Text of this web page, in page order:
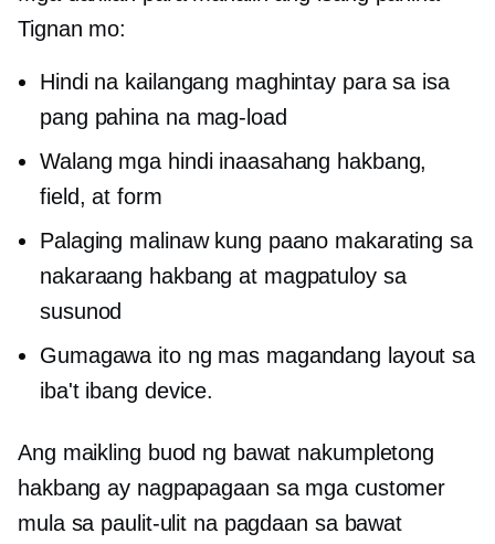
Tignan mo:
Hindi na kailangang maghintay para sa isa
pang pahina na mag-load
Walang mga hindi inaasahang hakbang,
field, at form
Palaging malinaw kung paano makarating sa
nakaraang hakbang at magpatuloy sa
susunod
Gumagawa ito ng mas magandang layout sa
iba't ibang device.
Ang maikling buod ng bawat nakumpletong
hakbang ay nagpapagaan sa mga customer
mula sa paulit-ulit na pagdaan sa bawat